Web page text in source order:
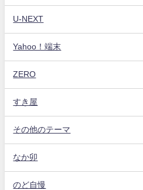
U-NEXT
Yahoo！端末
ZERO
すき屋
その他のテーマ
なか卯
のど自慢